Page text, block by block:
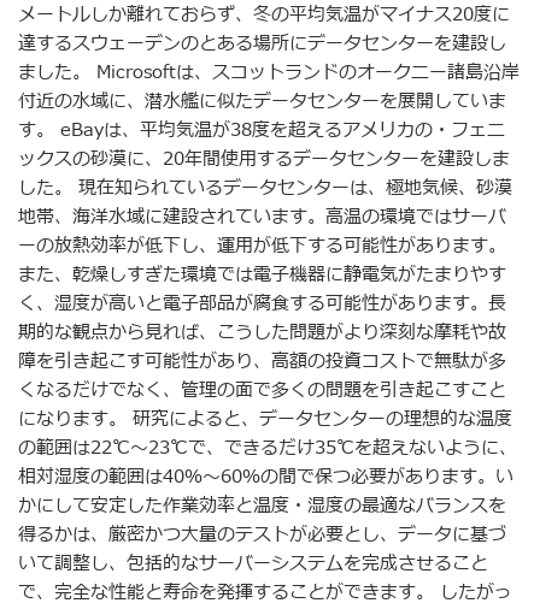
メートルしか離れておらず、冬の平均気温がマイナス20度に
達するスウェーデンのとある場所にデータセンターを建設し
ました。 Microsoftは、スコットランドのオークニー諸島沿岸
付近の水域に、潜水艦に似たデータセンターを展開していま
す。 eBayは、平均気温が38度を超えるアメリカの・フェニ
ックスの砂漠に、20年間使用するデータセンターを建設しま
した。 現在知られているデータセンターは、極地気候、砂漠
地帯、海洋水域に建設されています。高温の環境ではサーバ
ーの放熱効率が低下し、運用が低下する可能性があります。
また、乾燥しすぎた環境では電子機器に静電気がたまりやす
く、湿度が高いと電子部品が腐食する可能性があります。長
期的な観点から見れば、こうした問題がより深刻な摩耗や故
障を引き起こす可能性があり、高額の投資コストで無駄が多
くなるだけでなく、管理の面で多くの問題を引き起こすこと
になります。 研究によると、データセンターの理想的な温度
の範囲は22℃〜23℃で、できるだけ35℃を超えないように、
相対湿度の範囲は40％〜60％の間で保つ必要があります。い
かにして安定した作業効率と温度・湿度の最適なバランスを
得るかは、厳密かつ大量のテストが必要とし、データに基づ
いて調整し、包括的なサーバーシステムを完成させること
で、完全な性能と寿命を発揮することができます。 したがっ